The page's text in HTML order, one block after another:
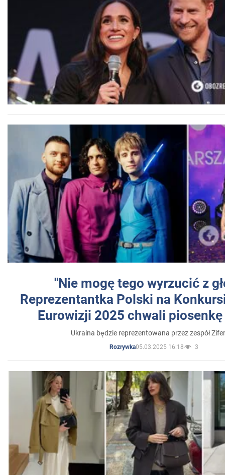
"Nie mogę tego wyrzucić z
Reprezentantka Polski na
Eurowizji 2025 chwali
Ukraina będzie reprezentowana przez zespół
Rozrywka05.03.2025 16:18 3